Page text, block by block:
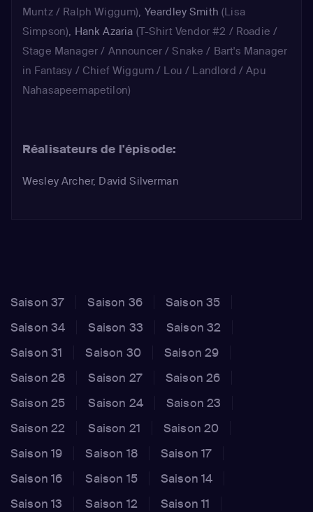
Muntz / Ralph Wiggum), Yeardley Smith (Lisa
Simpson), Hank Azaria (T-Shirt Vendor #2 / Roadie /
Stage Manager / Announcer / Snake / Bart's Manager
in Fantasy / Chief Wiggum / Lou / Landlord / Apu
Nahasapeemapetilon)
Réalisateurs de l'épisode:
Wesley Archer, David Silverman
Saison 37 Saison 36
Saison 35
Saison 34
Saison 33
Saison 32
Saison 31
Saison 30
Saison 29
Saison 28
Saison 27
Saison 26
Saison 25
Saison 24
Saison 23
Saison 22
Saison 21
Saison 20
Saison 19
Saison 18
Saison 17
Saison 16
Saison 15
Saison 14
Saison 13
Saison 12
Saison 11